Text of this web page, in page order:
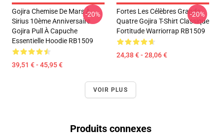
Gojira Chemise De Mars À
Sirius 10ème Anniversaire
Gojira Pull À Capuche
Essentielle Hoodie RB1509
39,51 € - 45,95 €
-20%
Fortes Les Célèbres Grands
Quatre Gojira T-Shirt Classique
Fortitude Warriorrap RB1509
24,38 € - 28,06 €
-20%
VOIR PLUS
Produits connexes